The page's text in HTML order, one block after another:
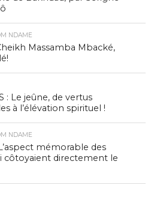
NDAME
Massamba Mbacké,
: Le jeûne, de vertus
à l’élévation spirituel !
NDAME
mémorable des
côtoyaient directement le